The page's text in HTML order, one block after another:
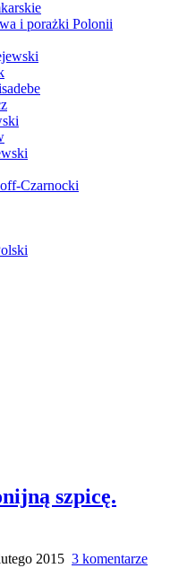
i porażki Polonii
Czarnocki
szpicę.
2015 3 komentarzedo